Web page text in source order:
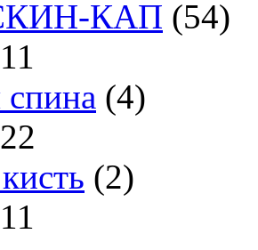
КАП (54)
(4)
(2)